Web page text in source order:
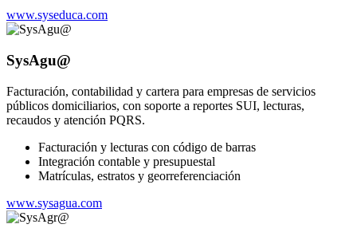
www.syseduca.com
SysAgu@
Facturación, contabilidad y cartera para empresas de servicios
públicos domiciliarios, con soporte a reportes SUI, lecturas,
recaudos y atención PQRS.
Facturación y lecturas con código de barras
Integración contable y presupuestal
Matrículas, estratos y georreferenciación
www.sysagua.com